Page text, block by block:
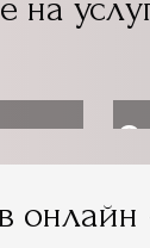
на